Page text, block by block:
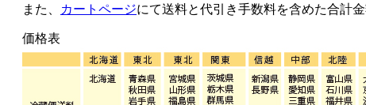
また、
カートページにて送料と代引き手数料を含めた合計
価格表